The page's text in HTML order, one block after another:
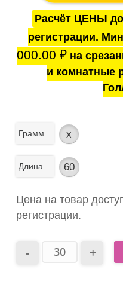
Расчёт ЦЕНЫ
регистрации.
000.00 ₽на
и комнатные
Грамм x
Длина 60
Цена на товар
регистрации.